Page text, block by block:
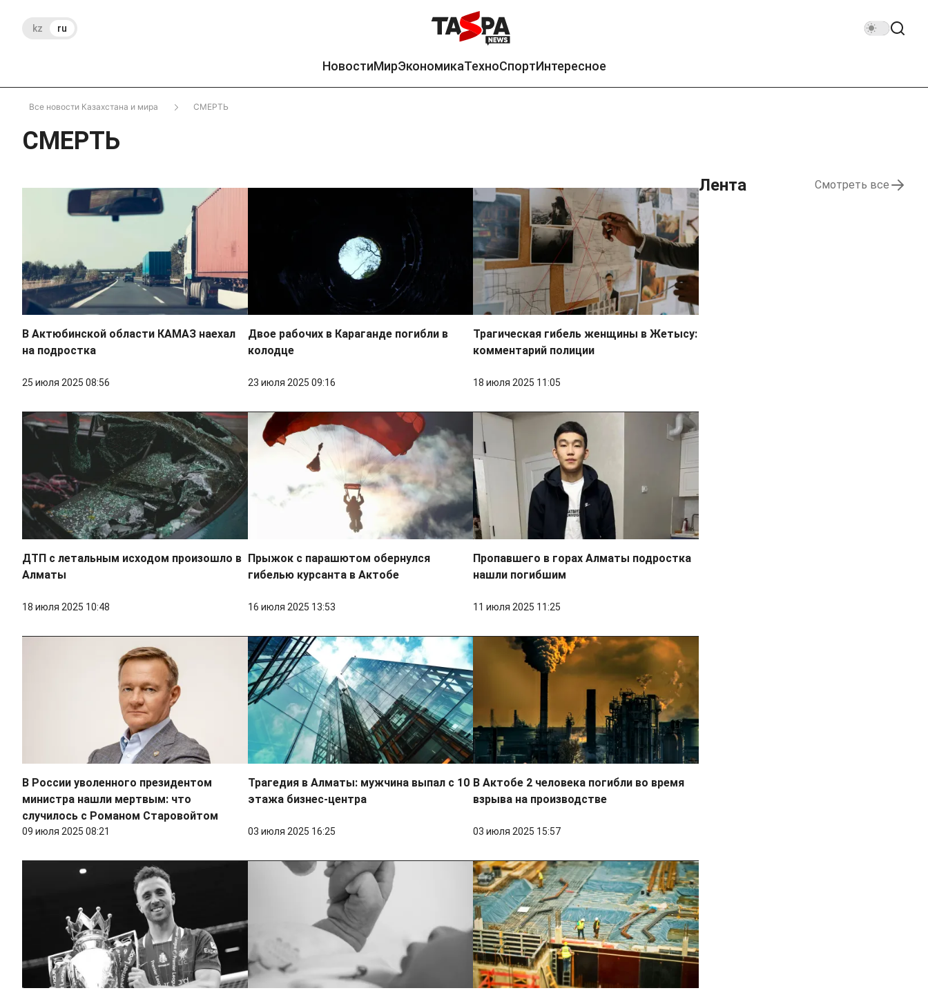
kz ru
НовостиМирЭкономикаТехноСпортИнтересное
Все новости Казахстана и мира СМЕРТЬ
СМЕРТЬ
В Актюбинской области КАМАЗ наехал
на подростка
25 июля 2025 08:56
Двое рабочих в Караганде погибли в
колодце
23 июля 2025 09:16
Трагическая гибель женщины в Жетысу:
комментарий полиции
18 июля 2025 11:05
ДТП с летальным исходом произошло в
Алматы
18 июля 2025 10:48
Прыжок с парашютом обернулся
гибелью курсанта в Актобе
16 июля 2025 13:53
Пропавшего в горах Алматы подростка
нашли погибшим
11 июля 2025 11:25
В России уволенного президентом
министра нашли мертвым: что
случилось с Романом Старовойтом
09 июля 2025 08:21
Трагедия в Алматы: мужчина выпал с 10
этажа бизнес-центра
03 июля 2025 16:25
В Актобе 2 человека погибли во время
взрыва на производстве
03 июля 2025 15:57
Лента Смотреть все